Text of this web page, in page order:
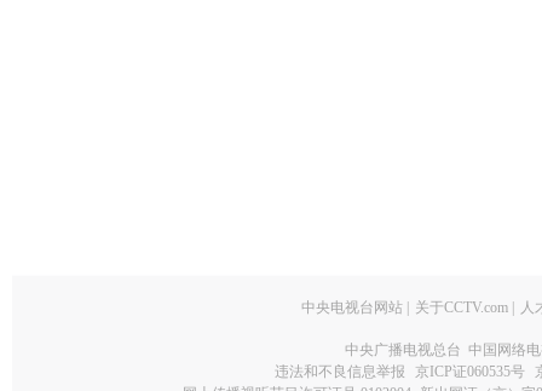
中央电视台网站 关于CCTV.com 人
中央广播电视总台 中国网络
违法和不良信息举报
京ICP证060535号